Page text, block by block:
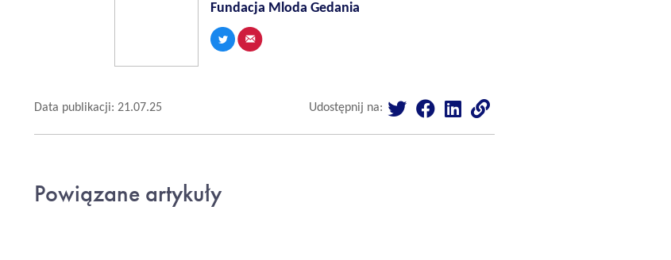
Fundacja Mloda Gedania
Data publikacji: 21.07.25 Udostępnij na:
Powiązane artykuły